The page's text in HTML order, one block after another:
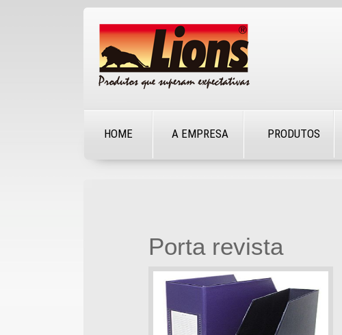
HOME A EMPRESA PRODUTOS
Porta revista